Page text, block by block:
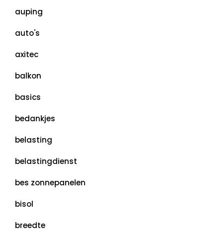
auping
auto's
axitec
balkon
basics
bedankjes
belasting
belastingdienst
bes zonnepanelen
bisol
breedte